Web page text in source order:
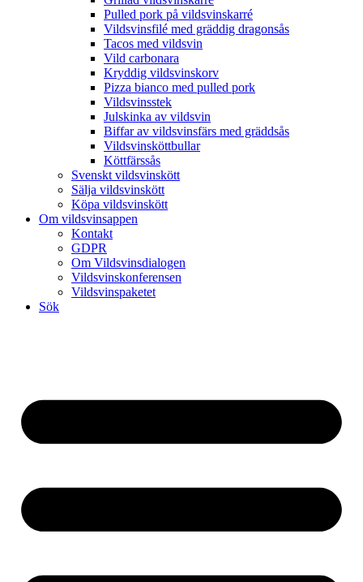
Pulled pork på vildsvinskarré
Vildsvinsfilé med gräddig dragonsås
Tacos med vildsvin
Vild carbonara
Kryddig vildsvinskorv
Pizza bianco med pulled pork
Vildsvinsstek
Julskinka av vildsvin
Biffar av vildsvinsfärs med gräddsås
Vildsvinsköttbullar
Köttfärssås
Svenskt vildsvinskött
Sälja vildsvinskött
Köpa vildsvinskött
Om vildsvinsappen
Kontakt
GDPR
Om Vildsvinsdialogen
Vildsvinskonferensen
Vildsvinspaketet
Sök